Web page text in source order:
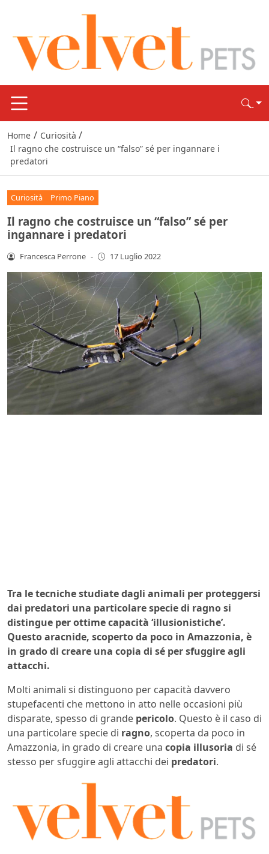
Home / Curiosità /
Il ragno che costruisce un “falso” sé per ingannare i
predatori
Curiosità Primo Piano
Il ragno che costruisce un “falso” sé per
ingannare i predatori
Francesca Perrone - 17 Luglio 2022
Tra le tecniche studiate dagli animali per proteggersi
dai predatori una particolare specie di ragno si
distingue per ottime capacità ‘illusionistiche’.
Questo aracnide, scoperto da poco in Amazzonia, è
in grado di creare una copia di sé per sfuggire agli
attacchi.
Molti animali si distinguono per capacità davvero
stupefacenti che mettono in atto nelle occasioni più
disparate, spesso di grande pericolo. Questo è il caso di
una particolare specie di ragno, scoperta da poco in
Amazzonia, in grado di creare una copia illusoria di sé
stesso per sfuggire agli attacchi dei predatori.